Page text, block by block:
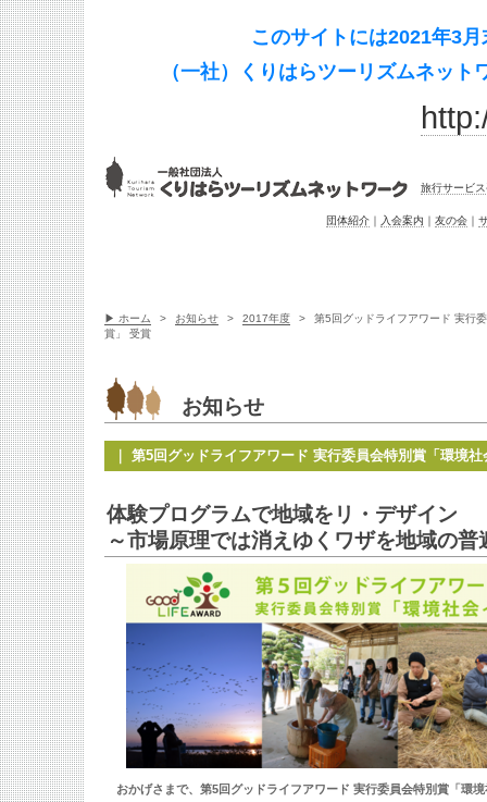
このサイトには2021年3
（一社）くりはらツーリズムネッ
旅行サービ
団体紹介 ｜ 入会案内 ｜ 友の会 ｜
▶ ホーム > お知らせ > 2017年度 >
第5回グッドライフアワード 実行
賞」 受賞
お知らせ
｜ 第5回グッドライフアワード 実行委員会特別賞「環境
体験プログラムで地域をリ・デザイン
～市場原理では消えゆくワザを地域の普
おかげさまで、第5回グッドライフアワード 実行委員会特別賞「環